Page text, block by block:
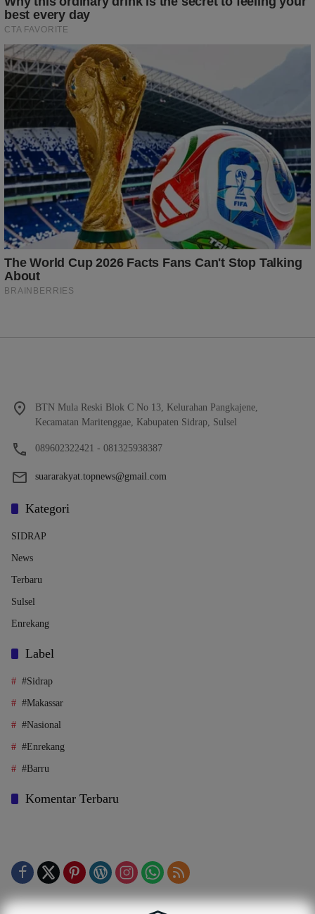
BTN Mula Reski Blok C No 13, Kelurahan Pangkajene,
Kecamatan Maritenggae, Kabupaten Sidrap, Sulsel
089602322421 - 081325938387
suararakyat.topnews@gmail.com
Kategori
SIDRAP
News
Terbaru
Sulsel
Enrekang
Label
#Sidrap
#Makassar
#Nasional
#Enrekang
#Barru
Komentar Terbaru